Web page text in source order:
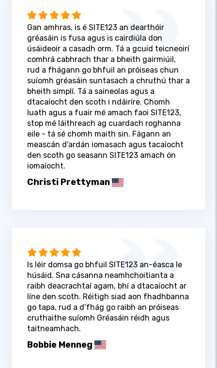
Gan amhras, is é SITE123 an dearthóir
gréasáin is fusa agus is cairdiúla don
úsáideoir a casadh orm. Tá a gcuid teicneoirí
comhrá cabhrach thar a bheith gairmiúil,
rud a fhágann go bhfuil an próiseas chun
suíomh gréasáin suntasach a chruthú thar a
bheith simplí. Tá a saineolas agus a
dtacaíocht den scoth i ndáiríre. Chomh
luath agus a fuair mé amach faoi SITE123,
stop mé láithreach ag cuardach roghanna
eile - tá sé chomh maith sin. Fágann an
meascán d'ardán iomasach agus tacaíocht
den scoth go seasann SITE123 amach ón
iomaíocht.
Christi Prettyman
Is léir domsa go bhfuil SITE123 an-éasca le
húsáid. Sna cásanna neamhchoitianta a
raibh deacrachtaí agam, bhí a dtacaíocht ar
líne den scoth. Réitigh siad aon fhadhbanna
go tapa, rud a d’fhág go raibh an próiseas
cruthaithe suíomh Gréasáin réidh agus
taitneamhach.
Bobbie Menneg